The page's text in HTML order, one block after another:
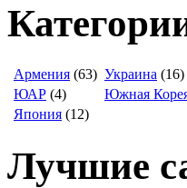
Армения (63) Украина (16)
ЮАР (4) Южная
Япония (12)
Лучшие